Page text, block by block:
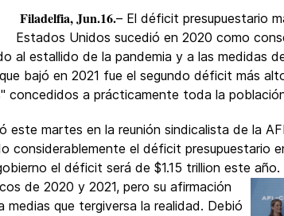
Filadelfia, Jun.16.– El déficit presupuestario
Estados Unidos sucedió en 2020 como
al estallido de la pandemia y a las medidas
bajó en 2021 fue el segundo déficit más
concedidos a prácticamente toda la
este martes en la reunión sindicalista de la
considerablemente el déficit presupuestario
el déficit será de $1.15 trillion este
de 2020 y 2021, pero su afirmación
medias que tergiversa la realidad. Debió